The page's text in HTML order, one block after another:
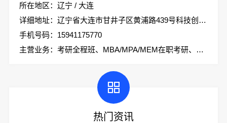
所在地区：辽宁 / 大连
详细地址：辽宁省大连市甘井子区黄浦路439号科技创业大厦2楼社科赛斯考研
手机号码：15941175770
主营业务：考研全程班、MBA/MPA/MEM在职考研、会计专硕、考研集训营
热门资讯